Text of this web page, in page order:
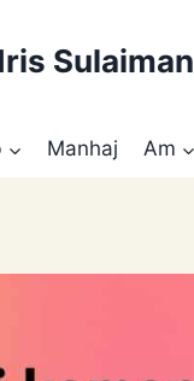
Sulaiman
Manhaj Am